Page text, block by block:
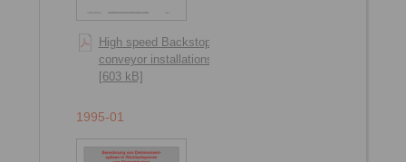
High speed Backstops in
conveyor installations
[603 kB]
1995-01